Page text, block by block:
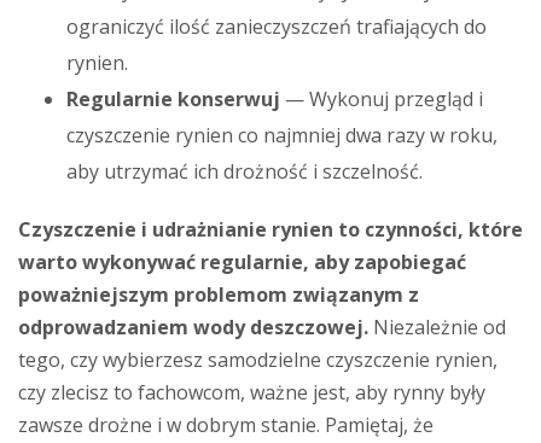
ograniczyć ilość zanieczyszczeń trafiających do
rynien.
Regularnie konserwuj — Wykonuj przegląd i
czyszczenie rynien co najmniej dwa razy w roku,
aby utrzymać ich drożność i szczelność.
Czyszczenie i udrażnianie rynien to czynności, które
warto wykonywać regularnie, aby zapobiegać
poważniejszym problemom związanym z
odprowadzaniem wody deszczowej. Niezależnie od
tego, czy wybierzesz samodzielne czyszczenie rynien,
czy zlecisz to fachowcom, ważne jest, aby rynny były
zawsze drożne i w dobrym stanie. Pamiętaj, że